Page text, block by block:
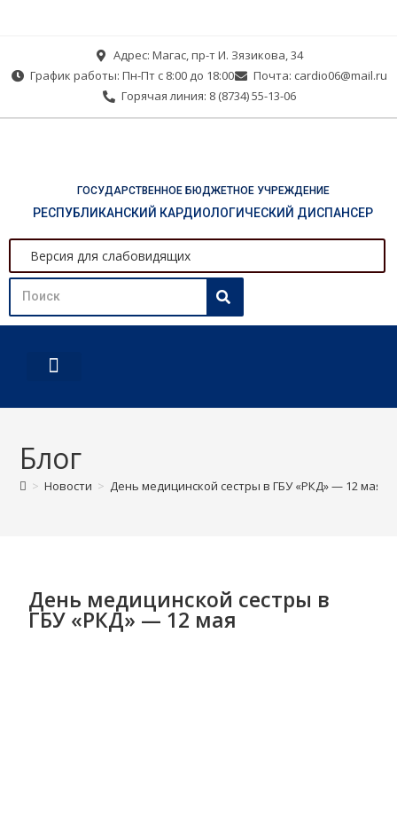
Адрес: Магас, пр-т И. Зязикова, 34
График работы: Пн-Пт с 8:00 до 18:00
Почта: cardio06@mail.ru
Горячая линия: 8 (8734) 55-13-06
ГОСУДАРСТВЕННОЕ БЮДЖЕТНОЕ УЧРЕЖДЕНИЕ
РЕСПУБЛИКАНСКИЙ КАРДИОЛОГИЧЕСКИЙ ДИСПАНСЕР
Версия для слабовидящих
Блог
> Новости > День медицинской сестры в ГБУ «РКД» — 12 мая
День медицинской сестры в
ГБУ «РКД» — 12 мая